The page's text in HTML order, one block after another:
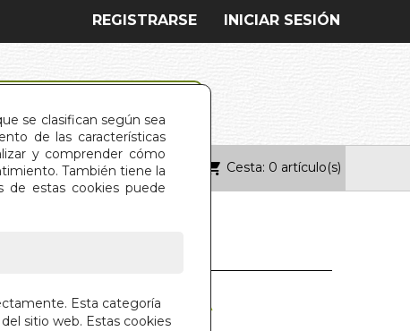
se clasifican según sea
de las características
y comprender cómo
También tiene la
de estas cookies puede
Esta categoría
sitio web. Estas cookies
INICIAR SESIÓN
REGISTRARSE
Cesta: 0 artículo(s)
ES LA LLAVE. LA